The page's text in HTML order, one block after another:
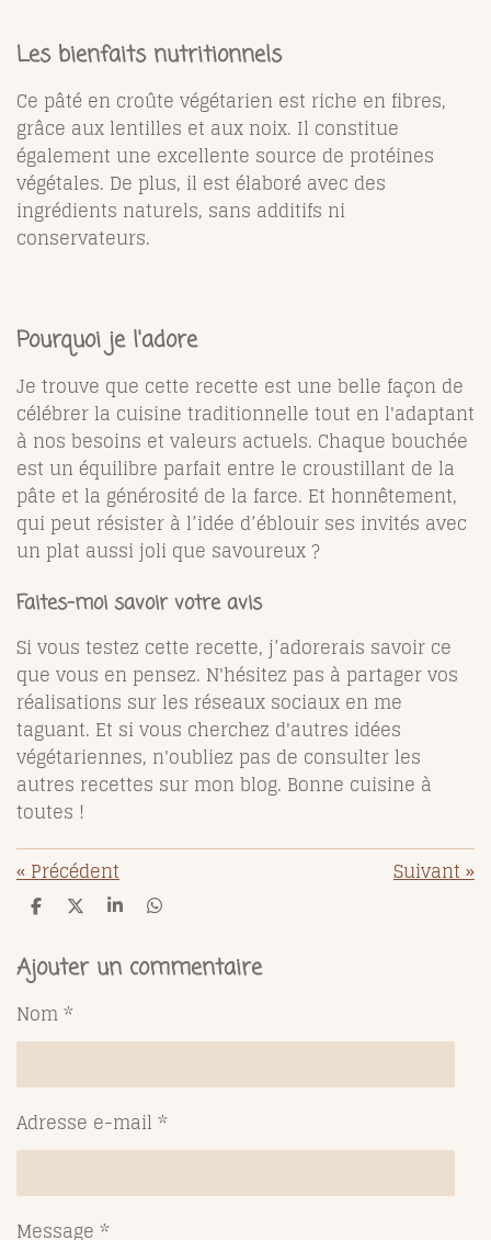
Les bienfaits nutritionnels
Ce pâté en croûte végétarien est riche en fibres,
grâce aux lentilles et aux noix. Il constitue
également une excellente source de protéines
végétales. De plus, il est élaboré avec des
ingrédients naturels, sans additifs ni
conservateurs.
Pourquoi je l'adore
Je trouve que cette recette est une belle façon de
célébrer la cuisine traditionnelle tout en l'adaptant
à nos besoins et valeurs actuels. Chaque bouchée
est un équilibre parfait entre le croustillant de la
pâte et la générosité de la farce. Et honnêtement,
qui peut résister à l’idée d’éblouir ses invités avec
un plat aussi joli que savoureux ?
Faites-moi savoir votre avis
Si vous testez cette recette, j’adorerais savoir ce
que vous en pensez. N'hésitez pas à partager vos
réalisations sur les réseaux sociaux en me
taguant. Et si vous cherchez d'autres idées
végétariennes, n'oubliez pas de consulter les
autres recettes sur mon blog. Bonne cuisine à
toutes !
« Précédent Suivant »
P
t
a
e
r
P
t
a
r
P
t
a
r
P
t
a
r
Ajouter un commentaire
Nom *
Adresse e-mail *
Message *